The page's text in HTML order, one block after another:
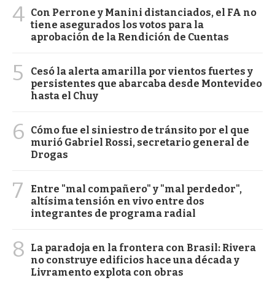
4 Con Perrone y Manini distanciados, el FA no
tiene asegurados los votos para la
aprobación de la Rendición de Cuentas
5
Cesó la alerta amarilla por vientos fuertes y
persistentes que abarcaba desde Montevideo
hasta el Chuy
6
Cómo fue el siniestro de tránsito por el que
murió Gabriel Rossi, secretario general de
Drogas
7
Entre "mal compañero" y "mal perdedor",
altísima tensión en vivo entre dos
integrantes de programa radial
8
La paradoja en la frontera con Brasil: Rivera
no construye edificios hace una década y
Livramento explota con obras